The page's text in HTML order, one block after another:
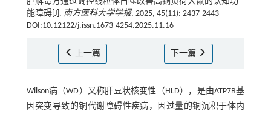
能障碍[J]. 南方医科大学学报, 2025, 45(11): 2437-2443
DOI:10.12122/j.issn.1673-4254.2025.11.16
上一篇 下一篇
Wilson病（WD）又称肝豆状核变性（HLD），是由ATP7B基
因突变导致的铜代谢障碍性疾病，因过量的铜沉积于体内